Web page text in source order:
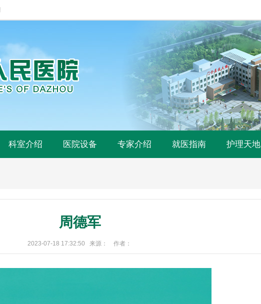
科室介绍 医院设备 专家介绍 就医指南 护理天地
​周德军
2023-07-18 17:32:50 来源： 作者：